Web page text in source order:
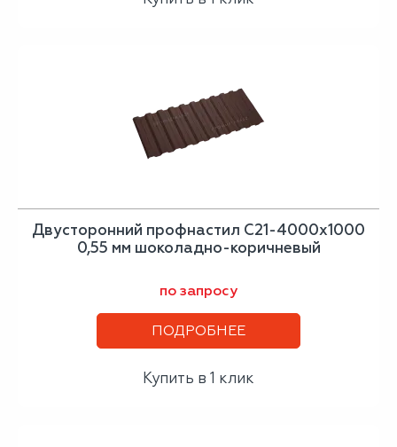
Двусторонний профнастил С21-4000х1000
0,55 мм шоколадно-коричневый
по запросу
ПОДРОБНЕЕ
Купить в 1 клик